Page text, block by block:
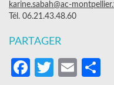
karine.sabah@ac-
Tél. 06.21.43.48.60
PARTAGER
Facebook
Twitter
Email